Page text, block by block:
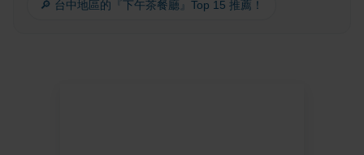
🔎 台中地區的『下午茶餐廳』Top 15 推薦！